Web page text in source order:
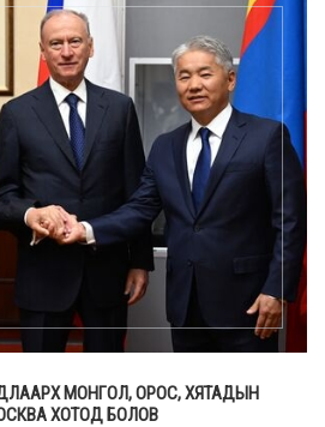
МОНГОЛ, ОРОС, ХЯТАДЫН
ХОТОД БОЛОВ